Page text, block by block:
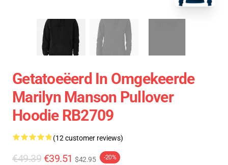
Getatoeëerd In Omgekeerde
Marilyn Manson Pullover
Hoodie RB2709
(12 customer reviews)
€49.39 €39.51 $42.95 -20%